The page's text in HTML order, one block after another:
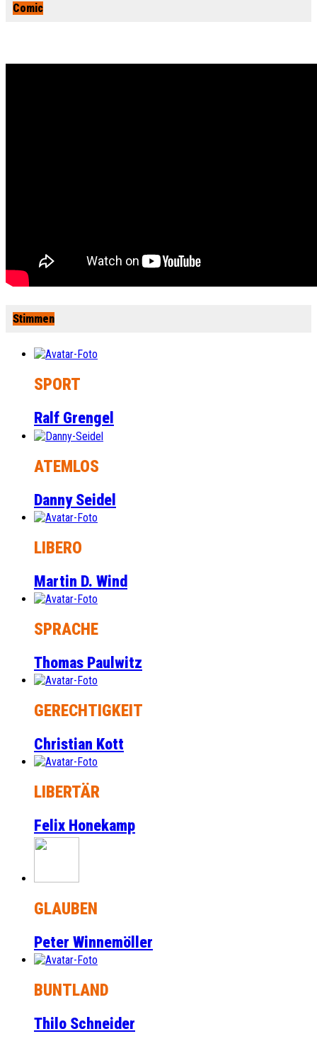
Comic
Stimmen
SPORT
Ralf Grengel
ATEMLOS
Danny Seidel
LIBERO
Martin D. Wind
SPRACHE
Thomas Paulwitz
GERECHTIGKEIT
Christian Kott
LIBERTÄR
Felix Honekamp
GLAUBEN
Peter Winnemöller
BUNTLAND
Thilo Schneider